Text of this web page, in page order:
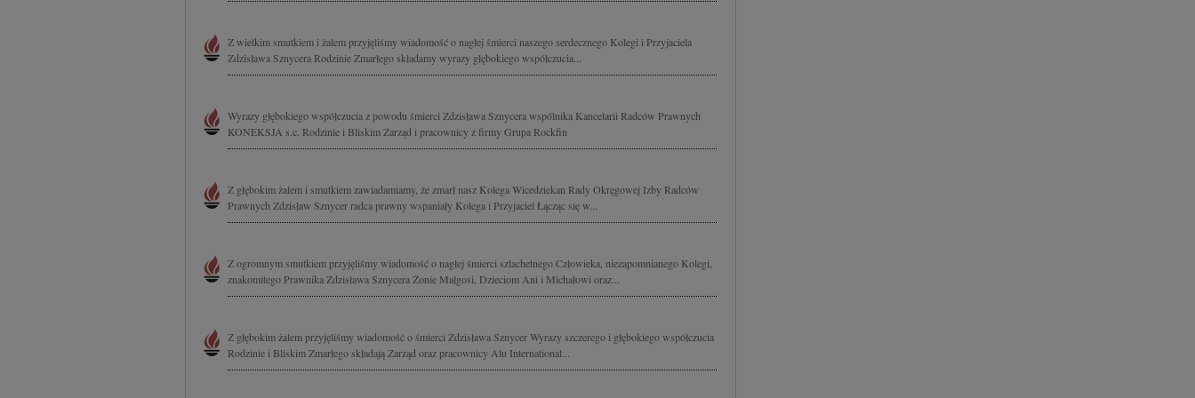
Z wielkim smutkiem i żalem przyjęliśmy wiadomość o nagłej śmierci naszego serdecznego Kolegi i Przyjaciela
Zdzisława Sznycera Rodzinie Zmarłego składamy wyrazy głębokiego współczucia...
Wyrazy głębokiego współczucia z powodu śmierci Zdzisława Sznycera wspólnika Kancelarii Radców Prawnych
KONEKSJA s.c. Rodzinie i Bliskim Zarząd i pracownicy z firmy Grupa Rockfin
Z głębokim żalem i smutkiem zawiadamiamy, że zmarł nasz Kolega Wicedziekan Rady Okręgowej Izby Radców
Prawnych Zdzisław Sznycer radca prawny wspaniały Kolega i Przyjaciel Łącząc się w...
Z ogromnym smutkiem przyjęliśmy wiadomość o nagłej śmierci szlachetnego Człowieka, niezapomnianego Kolegi,
znakomitego Prawnika Zdzisława Sznycera Żonie Małgosi, Dzieciom Ani i Michałowi oraz...
Z głębokim żalem przyjęliśmy wiadomość o śmierci Zdzisława Sznycer Wyrazy szczerego i głębokiego współczucia
Rodzinie i Bliskim Zmarłego składają Zarząd oraz pracownicy Alu International...